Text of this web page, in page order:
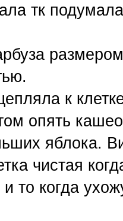
тк
к
опять
яблока.
чистая
и то когда